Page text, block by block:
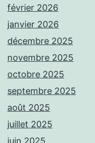
février 2026
janvier 2026
décembre 2025
novembre 2025
octobre 2025
septembre 2025
août 2025
juillet 2025